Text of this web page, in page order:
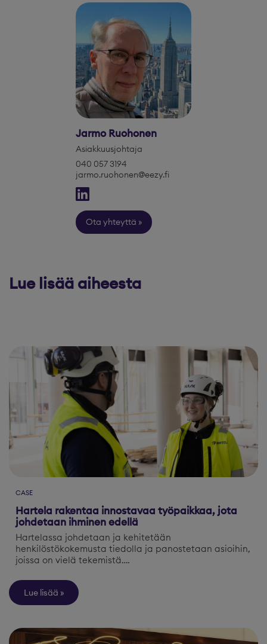
Jarmo Ruohonen
Asiakkuusjohtaja
040 057 3194
jarmo.ruohonen@eezy.fi
Ota yhteyttä
Lue lisää aiheesta
CASE
Hartela rakentaa innostavaa työpaikkaa, jota
johdetaan ihminen edellä
Hartelassa johdetaan ja kehitetään
henkilöstökokemusta tiedolla ja panostetaan asioihin,
joissa on vielä tekemistä….
Lue lisää